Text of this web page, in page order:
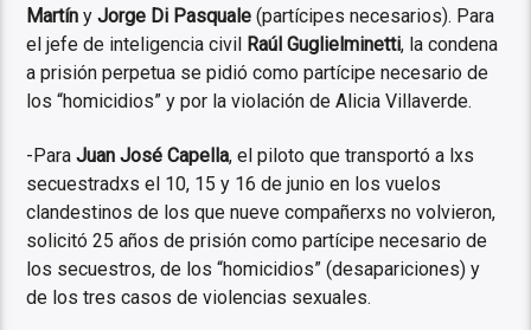
Martín yJorge Di Pasquale (partícipes necesarios). Para
el jefe de inteligencia civil Raúl Guglielminetti, la condena
a prisión perpetua se pidió como partícipe necesario de
los “homicidios” y por la violación de Alicia Villaverde.
-ParaJuan José Capella, el piloto que transportó a lxs
secuestradxs el 10, 15 y 16 de junio en los vuelos
clandestinos de los que nueve compañerxs no volvieron,
solicitó 25 años de prisión como partícipe necesario de
los secuestros, de los “homicidios” (desapariciones) y
de los tres casos de violencias sexuales.